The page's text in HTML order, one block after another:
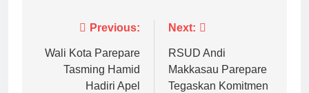
Navigasi
pos
Previous:
Wali Kota Parepare
Tasming Hamid
Hadiri Apel
Next:
RSUD Andi
Makkasau Parepare
Tegaskan Komitmen